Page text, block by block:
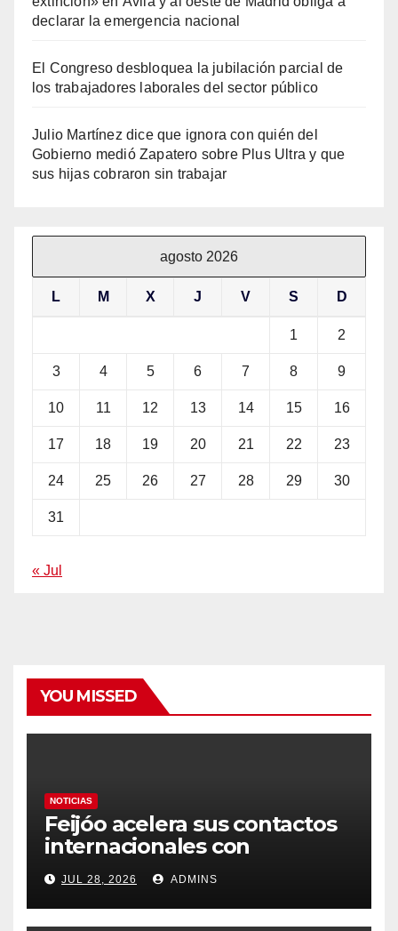
declarar la emergencia nacional
El Congreso desbloquea la jubilación parcial de
los trabajadores laborales del sector público
Julio Martínez dice que ignora con quién del
Gobierno medió Zapatero sobre Plus Ultra y que
sus hijas cobraron sin trabajar
agosto 2026
L M X J V S D
1 2
3 4 5 6 7 8 9
10 11 12 13 14 15 16
17 18 19 20 21 22 23
24 25 26 27 28 29 30
31
« Jul
YOU MISSED
NOTICIAS
Feijóo acelera sus contactos
internacionales con
Latinoamérica como socio
prioritario en su agenda de
gobierno
JUL 28, 2026 ADMINS